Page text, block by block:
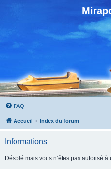
FAQ
Accueil Index du forum
Informations
Désolé mais vous n’êtes pas autorisé